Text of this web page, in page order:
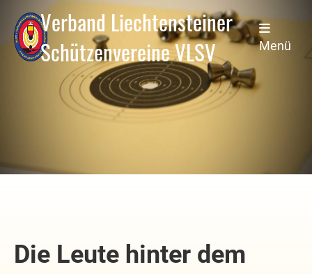
Verband Liechtensteiner
Schützenvereine VLSV
Menü
Die Leute hinter dem